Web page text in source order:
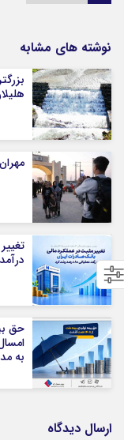
نوشته های مشابه
درآمد
حق
به
ارسال دیدگاه